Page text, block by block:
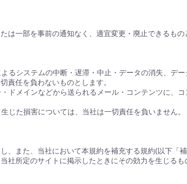
は一部を事前の通知なく、適宜変更・廃止できるもの
るシステムの中断・遅滞・中止・データの消失、デ
責任を負わないものとします。
ドメインなどから送られるメール・コンテンツに、
じた損害については、当社は一切責任を負いません。
、また、当社において本規約を補充する規約(以下「
社所定のサイトに掲示したときにその効力を生じる